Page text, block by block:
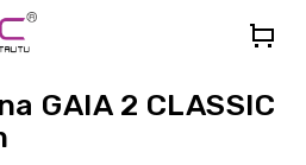
GAIA 2 CLASSIC